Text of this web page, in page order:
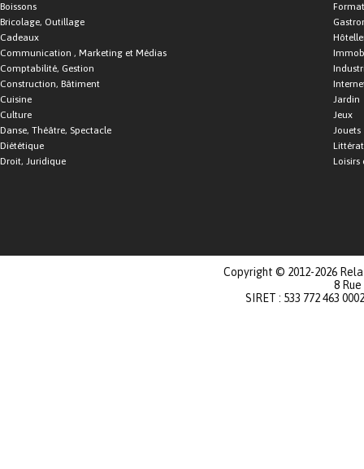
Boissons
Bricolage, Outillage
Cadeaux
Communication , Marketing et Médias
Comptabilité, Gestion
Construction, Bâtiment
Cuisine
Culture
Danse, Théâtre, Spectacle
Diététique
Droit, Juridique
Jardin
Jeux
Jouets
Loisirs
Copyright © 2012-2026
8
SIRET : 533 772 463